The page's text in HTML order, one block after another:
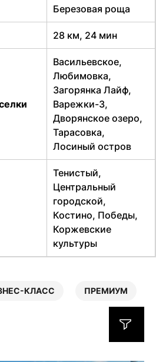
Березовая роща
28 км, 24 мин
Васильевское,
Любимовка,
Загорянка Лайф,
Варежки-3,
Дворянское озеро,
Тарасовка,
Лосиный остров
Тенистый,
Центральный
городской,
Костино, Победы,
Коржевские
культуры
КЛАСС ПРЕМИУМ